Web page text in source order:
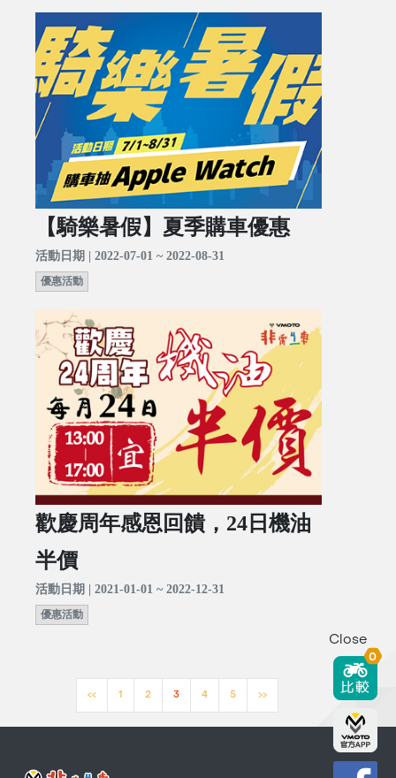
【騎樂暑假】夏季購車優惠
活動日期 | 2022-07-01 ~ 2022-08-31
優惠活動
歡慶周年感恩回饋，24日機油
半價
活動日期 | 2021-01-01 ~ 2022-12-31
優惠活動
<< 1 2 3 4 5 >>
Close
0